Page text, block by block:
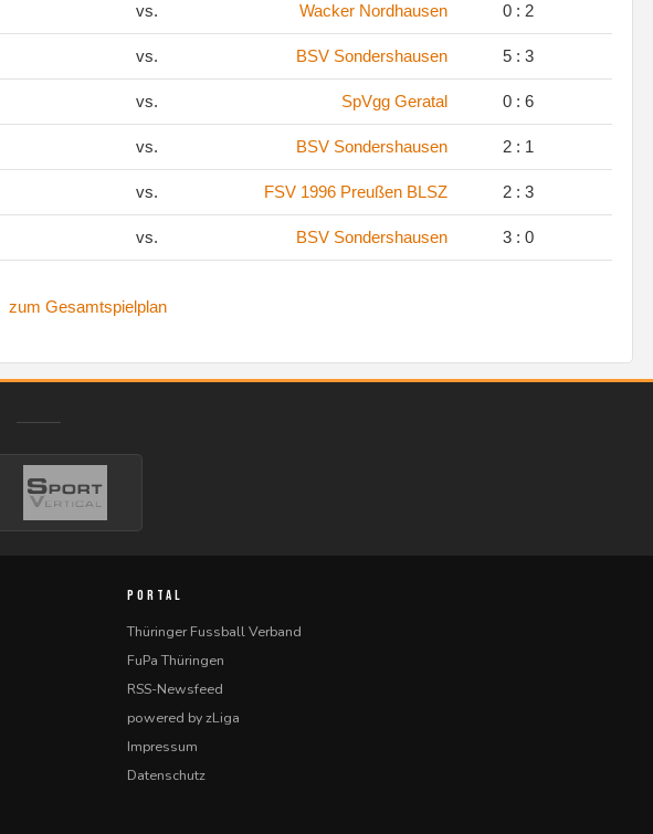
vs. Wacker Nordhausen 0 : 2
vs. BSV Sondershausen 5 : 3
vs. SpVgg Geratal 0 : 6
vs. BSV Sondershausen 2 : 1
vs. FSV 1996 Preußen BLSZ 2 : 3
vs. BSV Sondershausen 3 : 0
zum Gesamtspielplan
PORTAL
Thüringer Fussball Verband
FuPa Thüringen
RSS-Newsfeed
powered by zLiga
Impressum
Datenschutz